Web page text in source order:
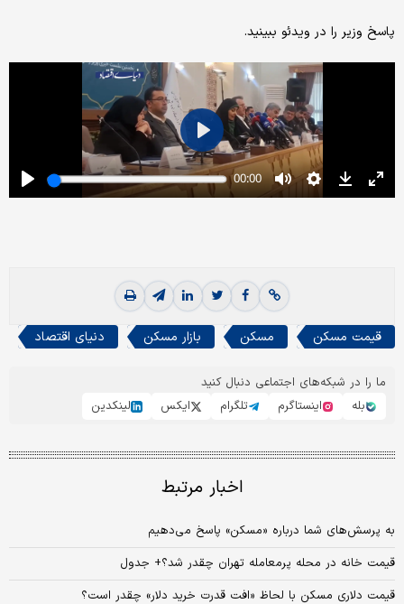
پاسخ وزیر را در ویدئو ببینید.
قیمت مسکن مسکن بازار مسکن دنیای اقتصاد
ما را در شبکه‌های اجتماعی دنبال کنید
بله
اینستاگرم تلگرام ایکس لینکدین
اخبار مرتبط
به پرسش‌های شما درباره «مسکن» پاسخ می‌دهیم
قیمت خانه در محله پرمعامله تهران چقدر شد؟+ جدول
قیمت دلاری مسکن با لحاظ «افت قدرت خرید دلار» چقدر است؟